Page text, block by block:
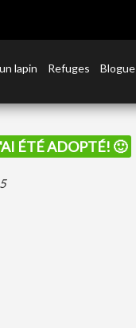
lapin Refuges Blogue
ÉTÉ ADOPTÉ! 🙂